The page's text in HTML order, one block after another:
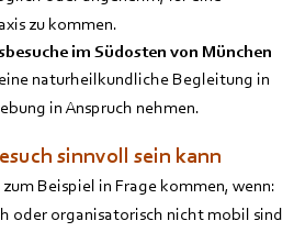
zu kommen.
im Südosten von München
naturheilkundliche Begleitung in
in Anspruch nehmen.
sinnvoll sein kann
zum Beispiel in Frage kommen, wenn:
oder organisatorisch nicht mobil sind